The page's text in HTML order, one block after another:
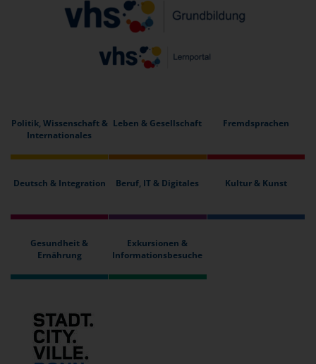
Politik, Wissenschaft &
Internationales
Leben & Gesellschaft Fremdsprachen
Deutsch & Integration Beruf, IT & Digitales Kultur & Kunst
Gesundheit &
Ernährung
Exkursionen &
Informationsbesuche